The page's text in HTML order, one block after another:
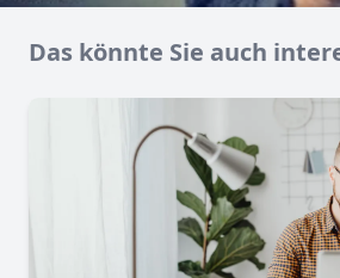
Das könnte Sie auch